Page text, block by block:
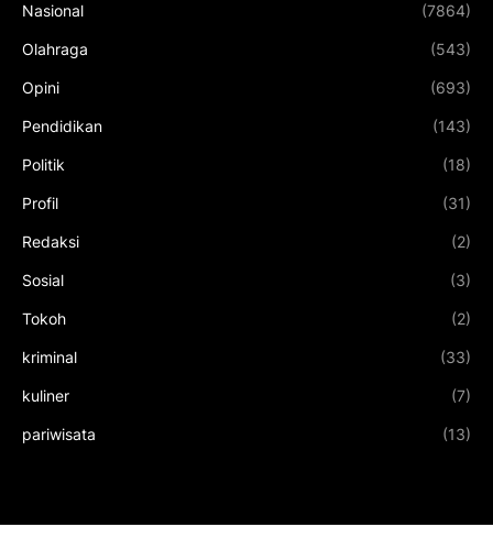
Nasional (7864)
Olahraga (543)
Opini (693)
Pendidikan (143)
Politik (18)
Profil (31)
Redaksi (2)
Sosial (3)
Tokoh (2)
kriminal (33)
kuliner (7)
pariwisata (13)